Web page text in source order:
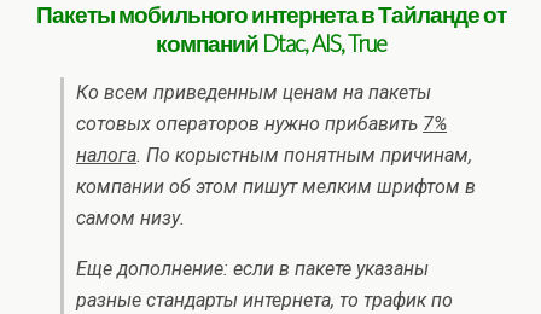
Пакеты мобильного интернета в Тайланде от
компаний Dtac, AIS, True
Ко всем приведенным ценам на пакеты
сотовых операторов нужно прибавить 7%
налога. По корыстным понятным причинам,
компании об этом пишут мелким шрифтом в
самом низу.
Еще дополнение: если в пакете указаны
разные стандарты интернета, то трафик по